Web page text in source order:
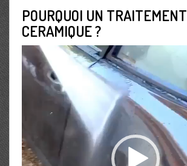
POURQUOI UN TRAITEMENT
CERAMIQUE ?
Lecteur
vidéo